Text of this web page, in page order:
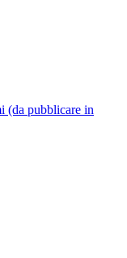
(da pubblicare in